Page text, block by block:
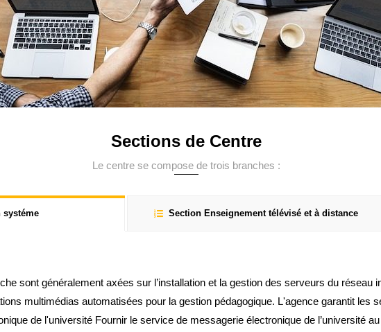
Sections de Centre
Le centre se compose de trois branches :
systéme Section Enseignement télévisé et à distance
sont généralement axées sur l’installation et la gestion des serveurs du réseau
multimédias automatisées pour la gestion pédagogique. L'agence garantit
de l'université Fournir le service de messagerie électronique de l’université